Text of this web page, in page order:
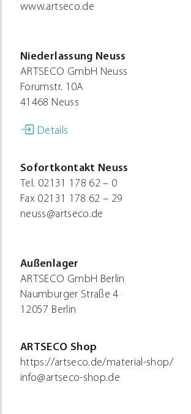
www.artseco.de
Niederlassung Neuss
ARTSECO GmbH Neuss
Forumstr. 10A
41468 Neuss
Details
Sofortkontakt Neuss
Tel. 02131 178 62 – 0
Fax 02131 178 62 – 29
neuss@artseco.de
Außenlager
ARTSECO GmbH Berlin
Naumburger Straße 4
12057 Berlin
ARTSECO Shop
https://artseco.de/material-shop/
info@artseco-shop.de